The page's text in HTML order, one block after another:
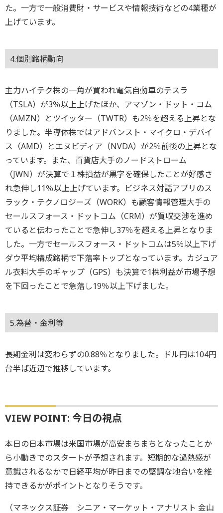
た。一方で一般消費財・サービスや情報技術などの4業種が
上げています。
4.個別銘柄動向
主力ハイテク株の一角が買われ電気自動車のテスラ
（TSLA）が3％以上上げたほか、アマゾン・ドット・コム
（AMZN）とツイッター（TWTR）も2％を超える上昇とな
りました。半導体株ではアドバンスト・マイクロ・デバイ
ス（AMD）とエヌビディア（NVDA）が2％前後の上昇とな
っています。また、百貨店大手のノードストローム
（JWN）が決算で１株損益が黒字を確保したことが好感さ
れ急伸し11％以上上げています。ビジネス対話アプリのス
ラック・テクノロジーズ（WORK）も顧客情報管理大手の
セールスフォース・ドットコム（CRM）が買収交渉を進め
ていると伝わったことで急伸し37％を超える上昇となりま
した。一方でセールスフォース・ドットコムは5％以上下げ
ダウ平均構成銘柄で下落率トップとなっています。カジュア
ル衣料大手のギャップ（GPS）も決算で1株利益が市場予想
を下回ったことで急落し19％以上下げました。
5.為替・金利等
長期金利は変わらずの0.88％となりました。ドル円は104円
台半ば近辺で推移しています。
VIEW POINT: 今日の視点
本日の日本市場は米国市場が高安まちまちとなったことか
ら小動きでのスタートが予想されます。短期的な過熱感が
意識されるなかで日経平均が昨日までの堅調な地合いを維
持できるかがポイントとなりそうです。
（マネックス証券 シニア・マーケット・アナリスト 金山